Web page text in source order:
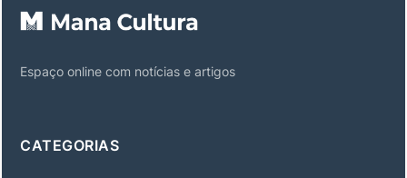
Espaço online com notícias e artigos
CATEGORIAS